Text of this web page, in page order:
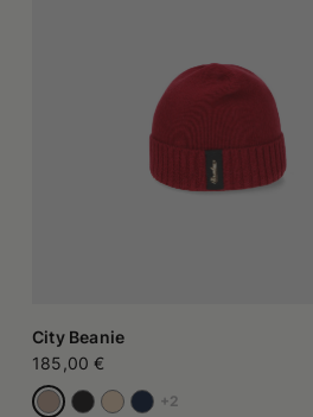
attività all'aperto, dalle
Molti indumenti in maglia,
un tocco confortevole e
soluzioni più curate.
Cuffie e beanie: una scelta per
Che si tratti di copricapi caldi
beanie spesso si distingue per
adattano alle esigenze di chi
City Beanie
185,00 €
+2